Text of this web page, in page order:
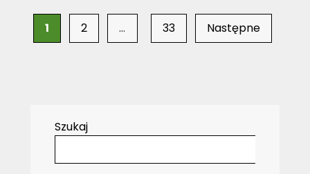
góry.
Stronicowanie
wpisów
1 2 … 33 Następne
Szukaj